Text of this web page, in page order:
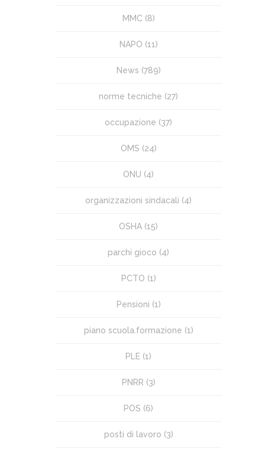
MMC (8)
NAPO (11)
News (789)
norme tecniche (27)
occupazione (37)
OMS (24)
ONU (4)
organizzazioni sindacali (4)
OSHA (15)
parchi gioco (4)
PCTO (1)
Pensioni (1)
piano scuola.formazione (1)
PLE (1)
PNRR (3)
POS (6)
posti di lavoro (3)